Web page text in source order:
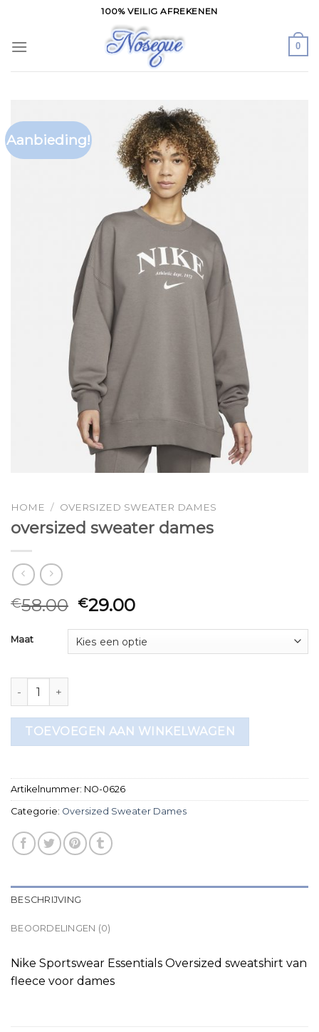
content
100% VEILIG AFREKENEN
0
Aanbieding!
HOME / OVERSIZED SWEATER DAMES
oversized sweater dames
€58.00 €29.00
Maat
oversized sweater dames aantal
TOEVOEGEN AAN WINKELWAGEN
Artikelnummer: NO-0626
Categorie: Oversized Sweater Dames
BESCHRIJVING
BEOORDELINGEN (0)
Nike Sportswear Essentials Oversized sweatshirt van
fleece voor dames